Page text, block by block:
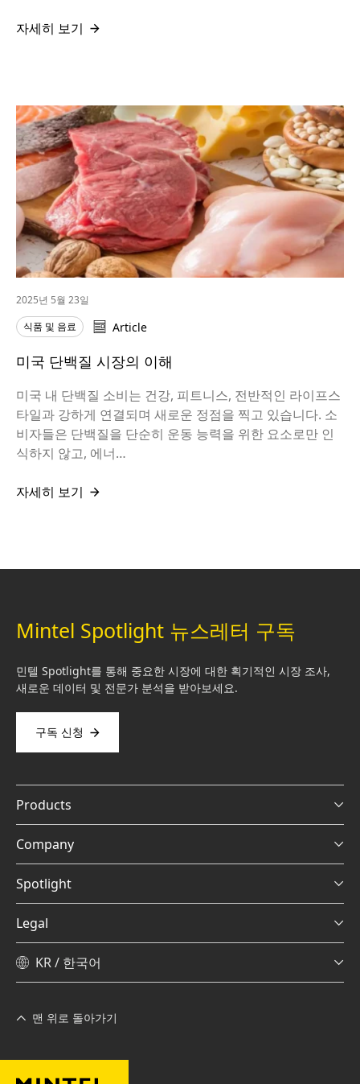
자세히 보기
2025년 5월 23일
식품 및 음료
Article
미국 단백질 시장의 이해
미국 내 단백질 소비는 건강, 피트니스, 전반적인 라이프스
타일과 강하게 연결되며 새로운 정점을 찍고 있습니다. 소
비자들은 단백질을 단순히 운동 능력을 위한 요소로만 인
식하지 않고, 에너…
자세히 보기
Mintel Spotlight 뉴스레터 구독
민텔 Spotlight를 통해 중요한 시장에 대한 획기적인 시장 조사,
새로운 데이터 및 전문가 분석을 받아보세요.
구독 신청
Products
Company
Spotlight
Legal
KR / 한국어
맨 위로 돌아가기